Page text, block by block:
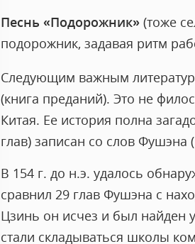
Песнь «Подорожник»(тоже
подорожник, задавая ритм
Следующим важным
(книга преданий). Это не
Китая. Ее история полна
глав) записан со слов Фушэна
В 154 г. до н.э. удалось
сравнил 29 глав Фушэна с
Цзинь он исчез и был найден
стали складываться школы